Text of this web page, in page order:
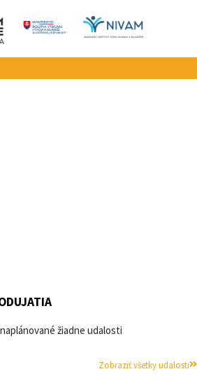
žiadne udalosti
Zobraziť všetky udalosti